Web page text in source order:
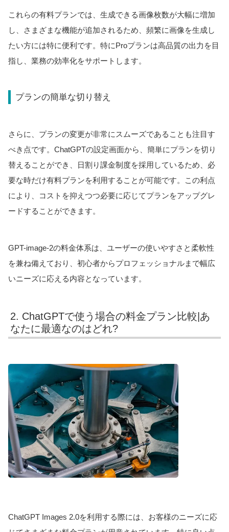
これらの有料プランでは、生成できる画像枚数が大幅に増加
し、さまざまな機能が追加されるため、頻繁に画像を生成し
たい方には特に便利です。特にProプランは高品質の出力を目
指し、業務の効率化をサポートします。
プランの簡単な切り替え
さらに、プランの変更が非常にスムーズであることも注目す
べき点です。ChatGPTの設定画面から、簡単にプランを切り
替えることができ、日割り課金制度を採用しているため、必
要な時だけ有料プランを利用することが可能です。この利点
により、コストを抑えつつ必要に応じてプランをアップグレ
ードすることができます。
GPT-image-2の料金体系は、ユーザーの使いやすさと柔軟性
を兼ね備えており、初心者からプロフェッショナルまで幅広
いニーズに応える内容となっています。
2. ChatGPTで使う場合の料金プラン比較|あ
なたに最適なのはどれ?
ChatGPT Images 2.0を利用する際には、お客様のニーズに応